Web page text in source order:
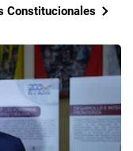
Constitucionales